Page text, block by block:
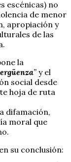
escénicas) no
de menor
apropiación y
de las
la
” y el
social desde
hoja de ruta
difamación,
moral que
su conclusión: